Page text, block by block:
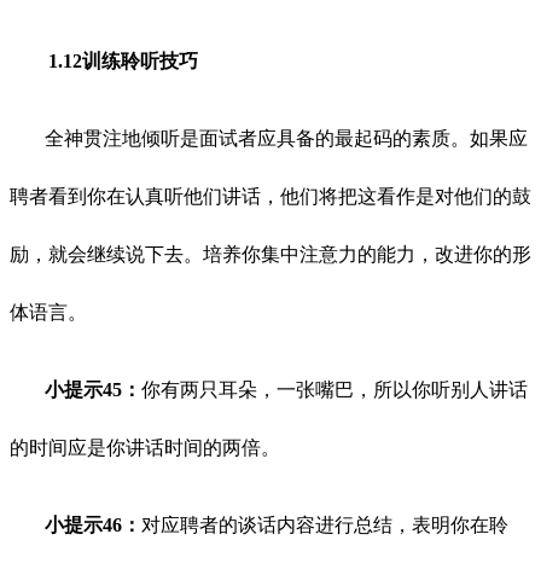
1.12训练聆听技巧
全神贯注地倾听是面试者应具备的最起码的素质。如果应
聘者看到你在认真听他们讲话，他们将把这看作是对他们的鼓
励，就会继续说下去。培养你集中注意力的能力，改进你的形
体语言。
小提示45： 你有两只耳朵，一张嘴巴，所以你听别人讲话
的时间应是你讲话时间的两倍。
小提示46： 对应聘者的谈话内容进行总结，表明你在聆